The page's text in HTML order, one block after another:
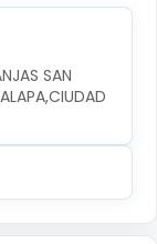
SAN